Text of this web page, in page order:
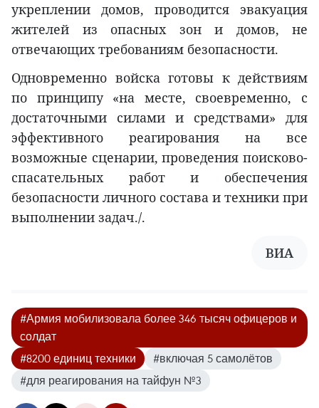
укреплении домов, проводится эвакуация
жителей из опасных зон и домов, не
отвечающих требованиям безопасности.
Одновременно войска готовы к действиям
по принципу «на месте, своевременно, с
достаточными силами и средствами» для
эффективного реагирования на все
возможные сценарии, проведения поисково-
спасательных работ и обеспечения
безопасности личного состава и техники при
выполнении задач./.
ВИА
#Армия мобилизовала более 346 тысяч офицеров и
солдат
#8200 единиц техники
#включая 5 самолётов
#для реагирования на тайфун №3